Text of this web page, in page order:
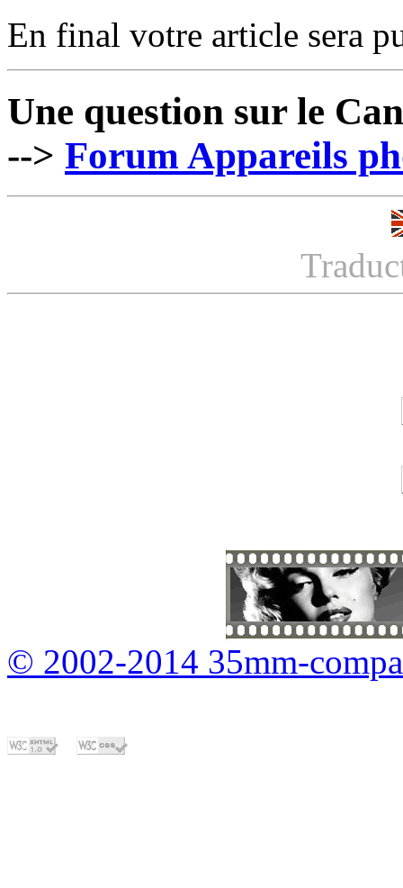
En final votre article sera
Une question sur le
--> Forum Appareils
© 2002-2014 35mm-